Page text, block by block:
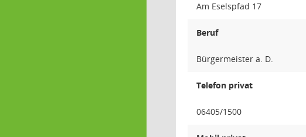
Am Eselspfad 17
Beruf
Bürgermeister a. D.
Telefon privat
06405/1500